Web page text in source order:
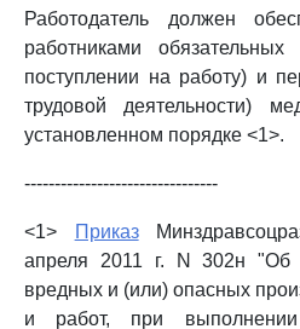
Работодатель должен
работниками
поступлении на работу) и
трудовой деятельности)
установленном порядке <1>.
--------------------------------
<1> Приказ
апреля 2011 г. N 302н "Об
вредных и (или) опасных
и работ, при выполнении